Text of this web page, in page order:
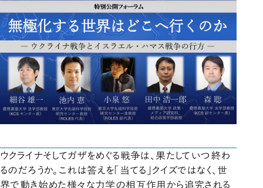
ウクライナそしてガザをめぐる戦争は、果たしていつ終わ
るのだろうか。これは答えを「当てる」クイズではなく、世
界で動き始めた様々な力学の相互作用から追究される